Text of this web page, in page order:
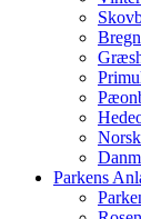
Parkens